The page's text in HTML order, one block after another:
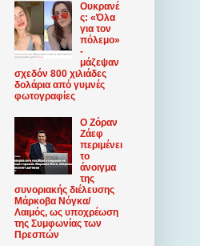
Ουκρανέ
ς: «Όλα
για τον
πόλεμο»
-
μάζεψαν
σχεδόν 800 χιλιάδες
δολάρια από γυμνές
φωτογραφίες
Ο Ζόραν
Ζάεφ
περιμένει
το
άνοιγμα
της
συνοριακής διέλευσης
Μάρκοβα Νόγκα/
Λαιμός, ως υποχρέωση
της Συμφωνίας των
Πρεσπών